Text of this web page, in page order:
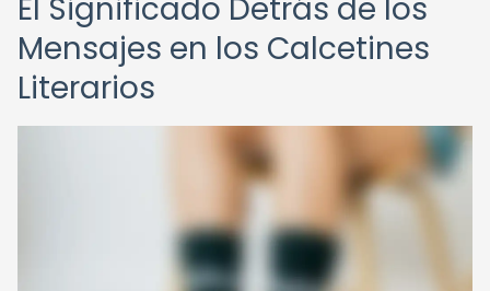
El Significado Detrás de los
Mensajes en los Calcetines
Literarios